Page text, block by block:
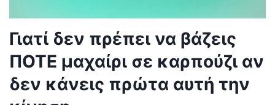
Γιατί δεν πρέπει να βάζεις
ΠΟΤΕ μαχαίρι σε καρπούζι αν
δεν κάνεις πρώτα αυτή την